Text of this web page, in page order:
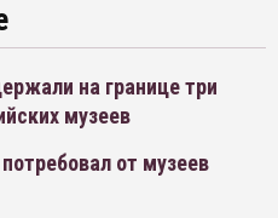
на границе три
музеев
от музеев